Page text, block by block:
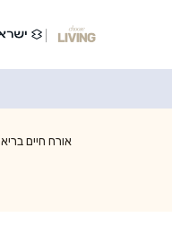
אורח חיים בריא